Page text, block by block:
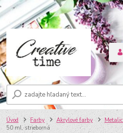
Úvod Farby Akrylové farby
50 ml, strieborná